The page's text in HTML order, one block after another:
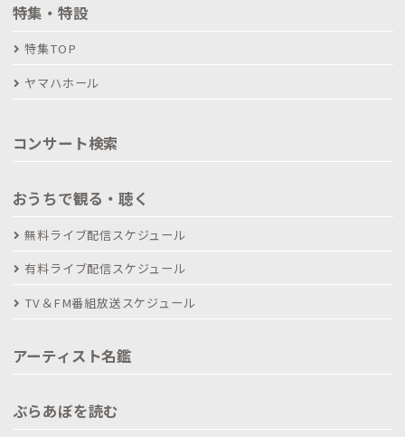
特集・特設
特集TOP
ヤマハホール
コンサート検索
おうちで観る・聴く
無料ライブ配信スケジュール
有料ライブ配信スケジュール
TV＆FM番組放送スケジュール
アーティスト名鑑
ぶらあぼを読む